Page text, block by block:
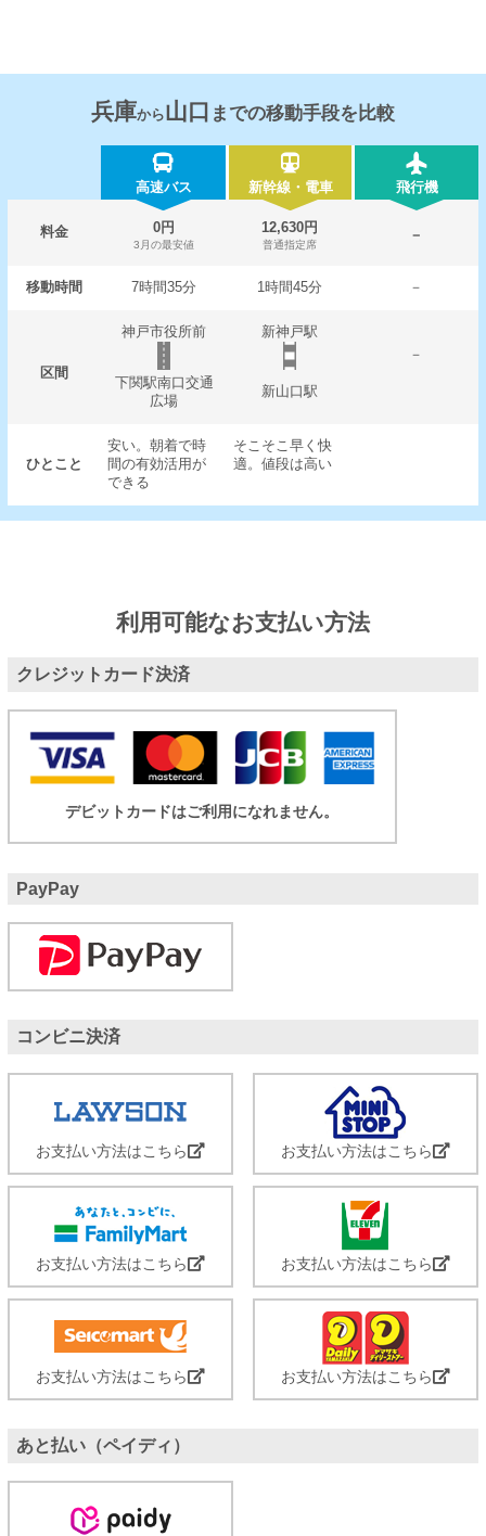
兵庫から山口 までの移動手段を比較
高速バス 新幹線・電車 飛行機
料金 0円
3月の最安値
12,630円
普通指定席
－
移動時間 7時間35分 1時間45分 －
区間
神戸市役所前
新神戸駅
－
下関駅南口交通
広場
新山口駅
ひとこと
安い。朝着で時
間の有効活用が
できる
そこそこ早く快
適。値段は高い
利用可能なお支払い方法
クレジットカード決済
デビットカードはご利用になれません。
PayPay
コンビニ決済
お支払い方法はこちら お支払い方法はこちら
お支払い方法はこちら お支払い方法はこちら
お支払い方法はこちら お支払い方法はこちら
あと払い（ペイディ）